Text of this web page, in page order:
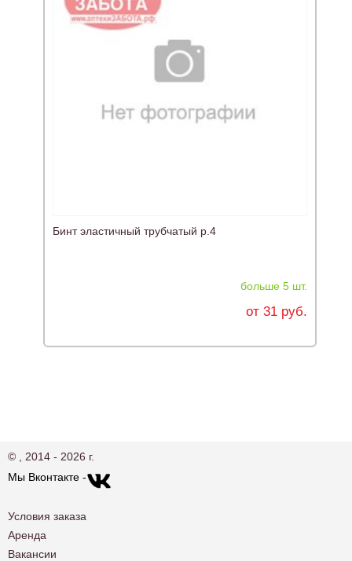
Бинт эластичный трубчатый р.4
больше 5 шт.
от 31 руб.
© , 2014 - 2026 г.
Мы Вконтакте -
Условия заказа
Аренда
Вакансии